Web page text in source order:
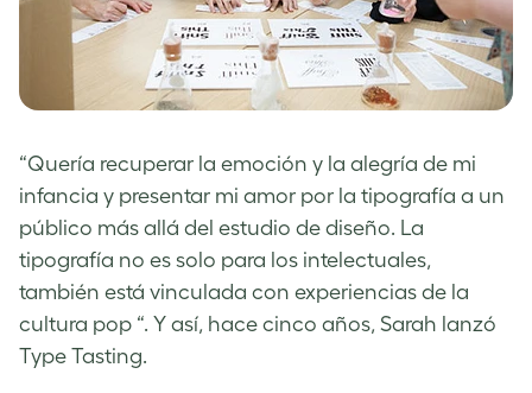
“Quería recuperar la emoción y la alegría de mi
infancia y presentar mi amor por la tipografía a un
público más allá del estudio de diseño. La
tipografía no es solo para los intelectuales,
también está vinculada con experiencias de la
cultura pop “. Y así, hace cinco años, Sarah lanzó
Type Tasting.